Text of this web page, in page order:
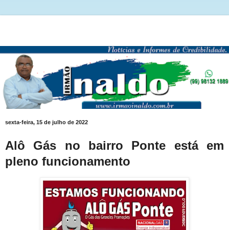
sexta-feira, 15 de julho de 2022
Alô Gás no bairro Ponte está em
pleno funcionamento